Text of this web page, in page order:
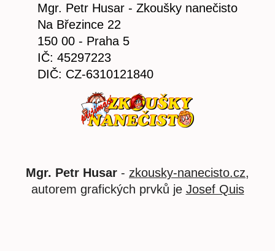
Mgr. Petr Husar - Zkoušky nanečisto
Na Březince 22
150 00 - Praha 5
IČ: 45297223
DIČ: CZ-6310121840
Mgr. Petr Husar - zkousky-nanecisto.cz,
autorem grafických prvků je Josef Quis